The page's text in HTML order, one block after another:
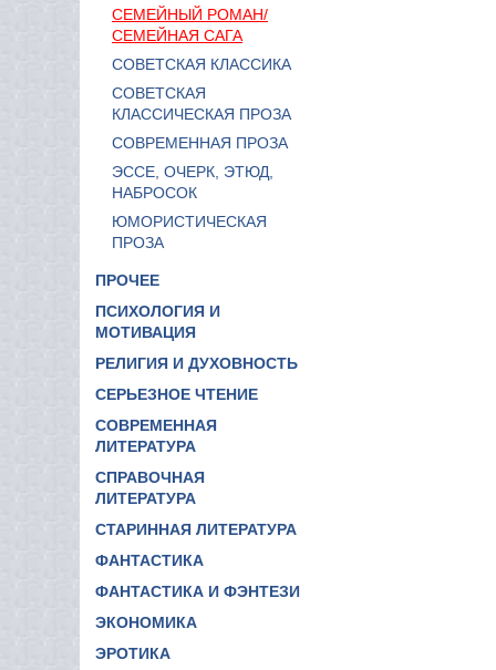
СЕМЕЙНЫЙ РОМАН/
СЕМЕЙНАЯ САГА
СОВЕТСКАЯ КЛАССИКА
СОВЕТСКАЯ
КЛАССИЧЕСКАЯ ПРОЗА
СОВРЕМЕННАЯ ПРОЗА
ЭССЕ, ОЧЕРК, ЭТЮД,
НАБРОСОК
ЮМОРИСТИЧЕСКАЯ
ПРОЗА
ПРОЧЕЕ
ПСИХОЛОГИЯ И
МОТИВАЦИЯ
РЕЛИГИЯ И ДУХОВНОСТЬ
СЕРЬЕЗНОЕ ЧТЕНИЕ
СОВРЕМЕННАЯ
ЛИТЕРАТУРА
СПРАВОЧНАЯ
ЛИТЕРАТУРА
СТАРИННАЯ ЛИТЕРАТУРА
ФАНТАСТИКА
ФАНТАСТИКА И ФЭНТЕЗИ
ЭКОНОМИКА
ЭРОТИКА